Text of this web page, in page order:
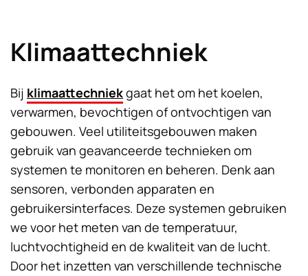
Klimaattechniek
Bij klimaattechniekgaat het om het koelen,
verwarmen, bevochtigen of ontvochtigen van
gebouwen. Veel utiliteitsgebouwen maken
gebruik van geavanceerde technieken om
systemen te monitoren en beheren. Denk aan
sensoren, verbonden apparaten en
gebruikersinterfaces. Deze systemen gebruiken
we voor het meten van de temperatuur,
luchtvochtigheid en de kwaliteit van de lucht.
Door het inzetten van verschillende technische